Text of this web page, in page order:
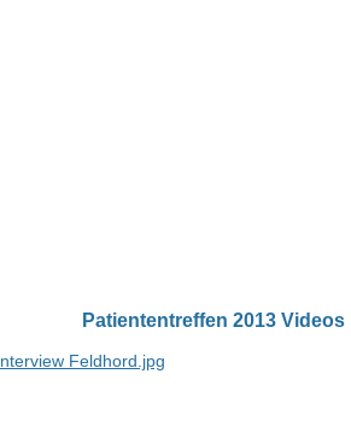
Patiententreffen 2013